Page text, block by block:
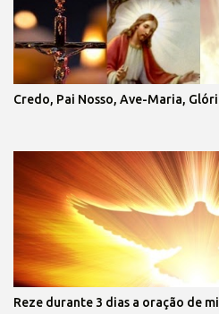
Credo, Pai Nosso, Ave-Maria,
Reze durante 3 dias a oração de